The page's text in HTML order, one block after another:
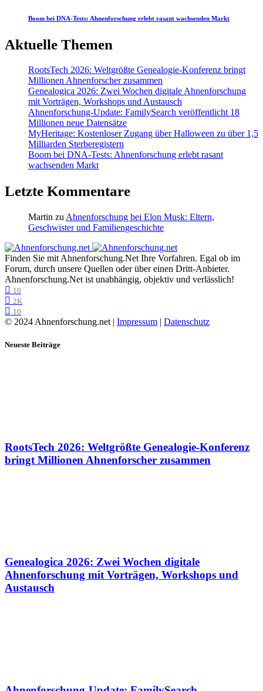
Boom bei DNA-Tests: Ahnenforschung erlebt rasant wachsenden Markt
Aktuelle Themen
RootsTech 2026: Weltgrößte Genealogie-Konferenz bringt
Millionen Ahnenforscher zusammen
Genealogica 2026: Zwei Wochen digitale Ahnenforschung
mit Vorträgen, Workshops und Austausch
Ahnenforschung-Update: FamilySearch veröffentlicht 18
Millionen neue Datensätze
MyHeritage: Kostenloser Zugang über Halloween zu über 1,5
Milliarden Sterberegistern
Boom bei DNA-Tests: Ahnenforschung erlebt rasant
wachsenden Markt
Letzte Kommentare
Martin zu Ahnenforschung bei Elon Musk: Eltern,
Geschwister und Familiengeschichte
Finden Sie mit Ahnenforschung.Net Ihre Vorfahren. Egal ob im
Forum, durch unsere Quellen oder über einen Dritt-Anbieter.
Ahnenforschung.Net ist unabhängig, objektiv und verlässlich!
10
2K
10
© 2024 Ahnenforschung.net | Impressum | Datenschutz
Neueste Beiträge
RootsTech 2026: Weltgrößte Genealogie-Konferenz
bringt Millionen Ahnenforscher zusammen
Genealogica 2026: Zwei Wochen digitale
Ahnenforschung mit Vorträgen, Workshops und
Austausch